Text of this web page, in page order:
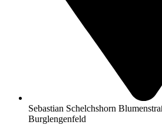
Sebastian Schelchshorn
Burglengenfeld